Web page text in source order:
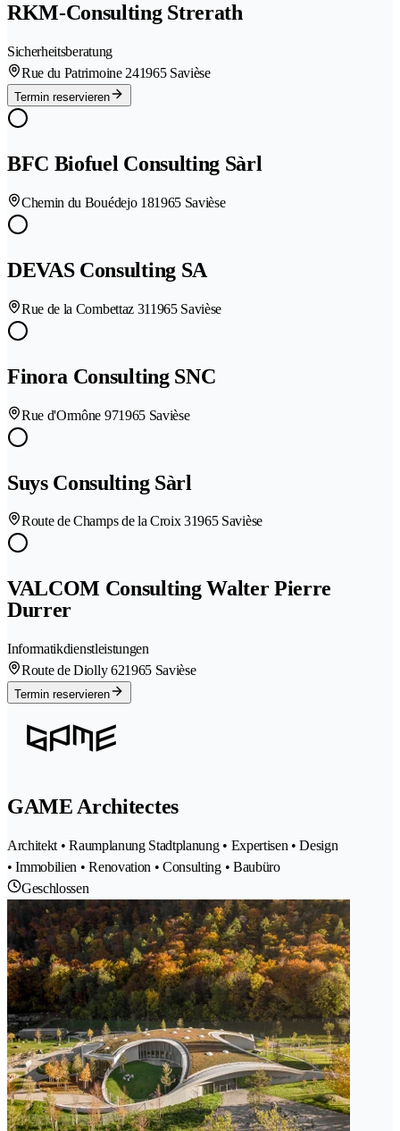
RKM-Consulting Strerath
Sicherheitsberatung
Rue du Patrimoine 241965 Savièse
Termin reservieren
BFC Biofuel Consulting Sàrl
Chemin du Bouédejo 181965 Savièse
DEVAS Consulting SA
Rue de la Combettaz 311965 Savièse
Finora Consulting SNC
Rue d'Ormône 971965 Savièse
Suys Consulting Sàrl
Route de Champs de la Croix 31965 Savièse
VALCOM Consulting Walter Pierre
Durrer
Informatikdienstleistungen
Route de Diolly 621965 Savièse
Termin reservieren
GAME Architectes
Architekt • Raumplanung Stadtplanung • Expertisen • Design
• Immobilien • Renovation • Consulting • Baubüro
Geschlossen